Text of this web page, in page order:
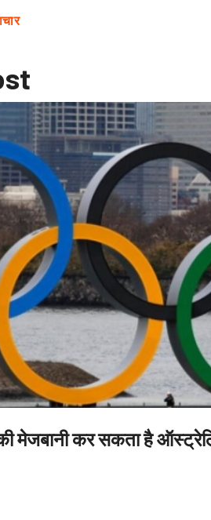
मेजबानी कर सकता है